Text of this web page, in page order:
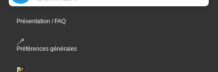
Présentation / FAQ
Préférences générales